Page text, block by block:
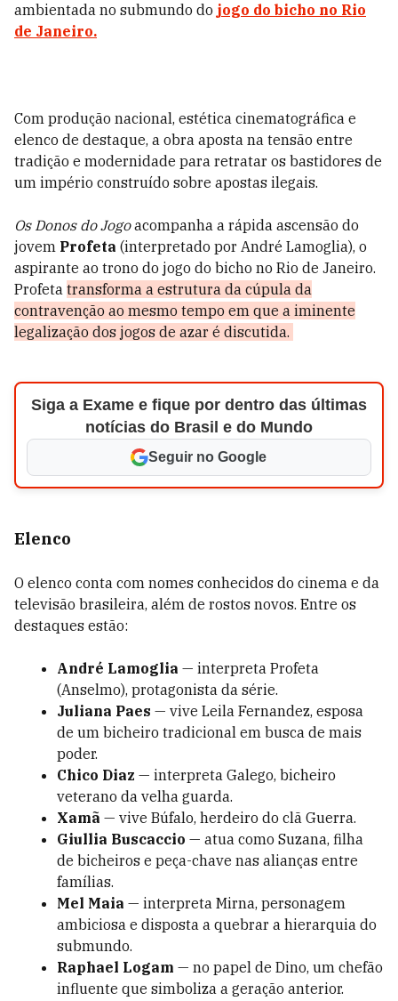
ambientada no submundo do jogo do bicho no Rio
de Janeiro.
Com produção nacional, estética cinematográfica e
elenco de destaque, a obra aposta na tensão entre
tradição e modernidade para retratar os bastidores de
um império construído sobre apostas ilegais.
Os Donos do Jogoacompanha a rápida ascensão do
jovem Profeta (interpretado por André Lamoglia), o
aspirante ao trono do jogo do bicho no Rio de Janeiro.
Profeta transforma a estrutura da cúpula da
contravenção ao mesmo tempo em que a iminente
legalização dos jogos de azar é discutida.
Siga a Exame e fique por dentro das últimas
notícias do Brasil e do Mundo
Seguir no Google
Elenco
O elenco conta com nomes conhecidos do cinema e da
televisão brasileira, além de rostos novos. Entre os
destaques estão:
André Lamoglia — interpreta Profeta
(Anselmo), protagonista da série.
Juliana Paes — vive Leila Fernandez, esposa
de um bicheiro tradicional em busca de mais
poder.
Chico Diaz — interpreta Galego, bicheiro
veterano da velha guarda.
Xamã — vive Búfalo, herdeiro do clã Guerra.
Giullia Buscaccio — atua como Suzana, filha
de bicheiros e peça-chave nas alianças entre
famílias.
Mel Maia — interpreta Mirna, personagem
ambiciosa e disposta a quebrar a hierarquia do
submundo.
Raphael Logam — no papel de Dino, um chefão
influente que simboliza a geração anterior.